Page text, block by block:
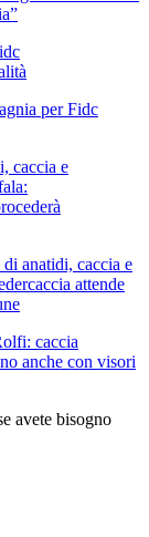
per Fidc
anatidi, caccia e
attende
caccia
anche con visori
avete bisogno